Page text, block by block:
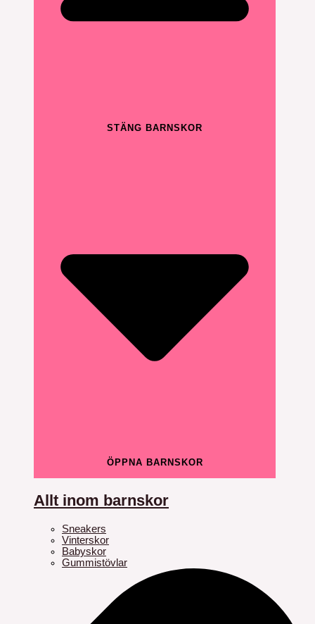
STÄNG BARNSKOR
ÖPPNA BARNSKOR
Allt inom barnskor
Sneakers
Vinterskor
Babyskor
Gummistövlar